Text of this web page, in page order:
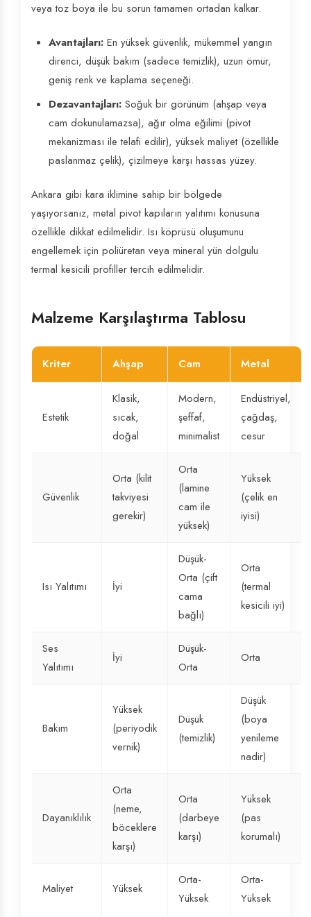
veya toz boya ile bu sorun tamamen ortadan kalkar.
Avantajları: En yüksek güvenlik, mükemmel yangın
direnci, düşük bakım (sadece temizlik), uzun ömür,
geniş renk ve kaplama seçeneği.
Dezavantajları: Soğuk bir görünüm (ahşap veya
cam dokunulamazsa), ağır olma eğilimi (pivot
mekanizması ile telafi edilir), yüksek maliyet (özellikle
paslanmaz çelik), çizilmeye karşı hassas yüzey.
Ankara gibi kara iklimine sahip bir bölgede
yaşıyorsanız, metal pivot kapıların yalıtımı konusuna
özellikle dikkat edilmelidir. Isı köprüsü oluşumunu
engellemek için poliüretan veya mineral yün dolgulu
termal kesicili profiller tercih edilmelidir.
Malzeme Karşılaştırma Tablosu
Kriter Ahşap Cam Metal
Estetik
Klasik,
sıcak,
doğal
Modern,
şeffaf,
minimalist
Endüstriyel,
çağdaş,
cesur
Güvenlik
Orta (kilit
takviyesi
gerekir)
Orta
(lamine
cam ile
yüksek)
Yüksek
(çelik en
iyisi)
Isı Yalıtımı İyi
Düşük-
Orta (çift
cama
bağlı)
Orta
(termal
kesicili iyi)
Ses
Yalıtımı
İyi
Düşük-
Orta
Orta
Bakım
Yüksek
(periyodik
vernik)
Düşük
(temizlik)
Düşük
(boya
yenileme
nadir)
Dayanıklılık
Orta
(neme,
böceklere
karşı)
Orta
(darbeye
karşı)
Yüksek
(pas
korumalı)
Maliyet Yüksek
Orta-
Yüksek
Orta-
Yüksek